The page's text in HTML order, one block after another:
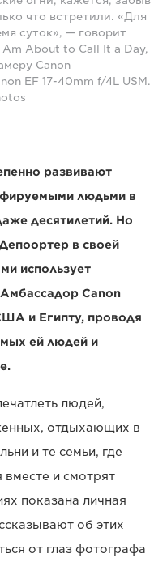
что встретили. «Для
суток», — говорит
About to Call It a Day,
Canon
EF 17-40mm f/4L USM.
развивают
людьми в
десятилетий. Но
в своей
использует
Canon
и Египту, проводя
ей людей и
людей,
отдыхающих в
и те семьи, где
и смотрят
показана личная
об этих
от глаз фотографа